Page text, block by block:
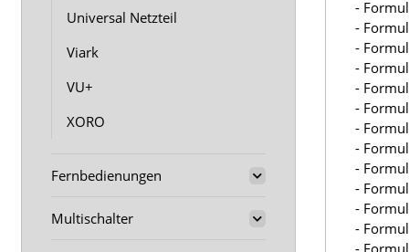
-
-
-
-
-
-
-
-
-
-
-
-
Universal Netzteil
Viark
VU+
XORO
Fernbedienungen
Multischalter